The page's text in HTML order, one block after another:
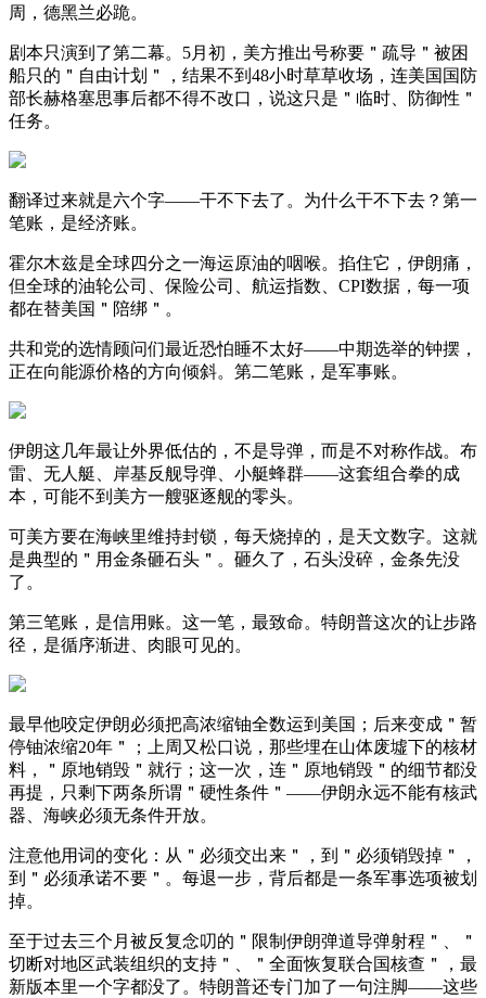
周，德黑兰必跪。
剧本只演到了第二幕。5月初，美方推出号称要＂疏导＂被困
船只的＂自由计划＂，结果不到48小时草草收场，连美国国防
部长赫格塞思事后都不得不改口，说这只是＂临时、防御性＂
任务。
翻译过来就是六个字——干不下去了。为什么干不下去？第一
笔账，是经济账。
霍尔木兹是全球四分之一海运原油的咽喉。掐住它，伊朗痛，
但全球的油轮公司、保险公司、航运指数、CPI数据，每一项
都在替美国＂陪绑＂。
共和党的选情顾问们最近恐怕睡不太好——中期选举的钟摆，
正在向能源价格的方向倾斜。第二笔账，是军事账。
伊朗这几年最让外界低估的，不是导弹，而是不对称作战。布
雷、无人艇、岸基反舰导弹、小艇蜂群——这套组合拳的成
本，可能不到美方一艘驱逐舰的零头。
可美方要在海峡里维持封锁，每天烧掉的，是天文数字。这就
是典型的＂用金条砸石头＂。砸久了，石头没碎，金条先没
了。
第三笔账，是信用账。这一笔，最致命。特朗普这次的让步路
径，是循序渐进、肉眼可见的。
最早他咬定伊朗必须把高浓缩铀全数运到美国；后来变成＂暂
停铀浓缩20年＂；上周又松口说，那些埋在山体废墟下的核材
料，＂原地销毁＂就行；这一次，连＂原地销毁＂的细节都没
再提，只剩下两条所谓＂硬性条件＂——伊朗永远不能有核武
器、海峡必须无条件开放。
注意他用词的变化：从＂必须交出来＂，到＂必须销毁掉＂，
到＂必须承诺不要＂。每退一步，背后都是一条军事选项被划
掉。
至于过去三个月被反复念叨的＂限制伊朗弹道导弹射程＂、＂
切断对地区武装组织的支持＂、＂全面恢复联合国核查＂，最
新版本里一个字都没了。特朗普还专门加了一句注脚——这些